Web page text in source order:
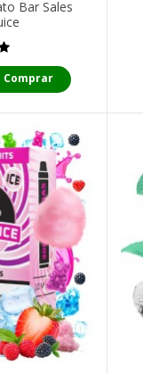
Bar Sales
Comprar